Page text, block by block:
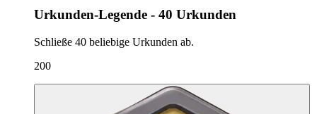
Urkunden-Legende - 40 Urkunden
Schließe 40 beliebige Urkunden ab.
200